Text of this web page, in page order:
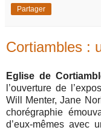
Partager
Cortiambles :
Eglise de
l’ouverture de
Will Menter, Jane
chorégraphie
d’eux-mêmes avec